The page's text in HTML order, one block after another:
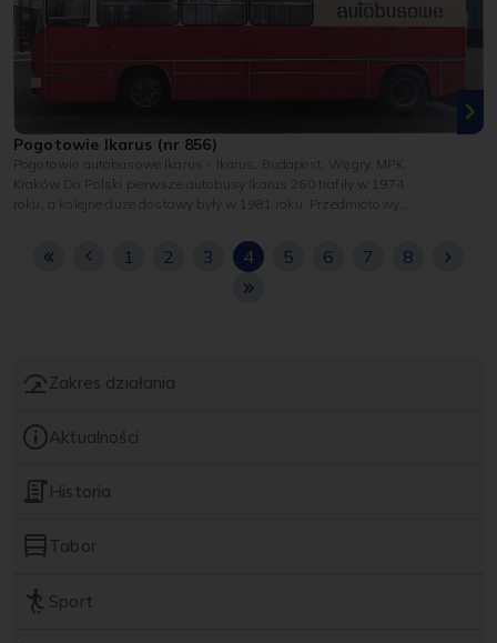
Zakres działania
Aktualności
Historia
Tabor
Autobusy
Sport
Pogotowie Ikarus (nr 856)
Pogotowie autobusowe Ikarus - Ikarus, Budapest, Węgry, MPK
Kraków Do Polski pierwsze autobusy Ikarus 260 trafiły w 1974
roku, a kolejne duże dostawy były w 1981 roku. Przedmiotowy
1 2 3 4 5 6 7 8